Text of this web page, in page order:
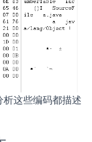
这些编码都描述